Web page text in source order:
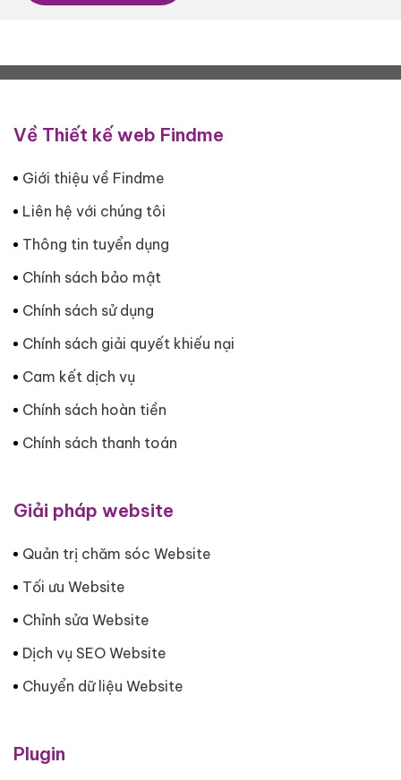
Về Thiết kế web Findme
Giới thiệu về Findme
Liên hệ với chúng tôi
Thông tin tuyển dụng
Chính sách bảo mật
Chính sách sử dụng
Chính sách giải quyết khiếu nại
Cam kết dịch vụ
Chính sách hoàn tiền
Chính sách thanh toán
Giải pháp website
Quản trị chăm sóc Website
Tối ưu Website
Chỉnh sửa Website
Dịch vụ SEO Website
Chuyển dữ liệu Website
Plugin